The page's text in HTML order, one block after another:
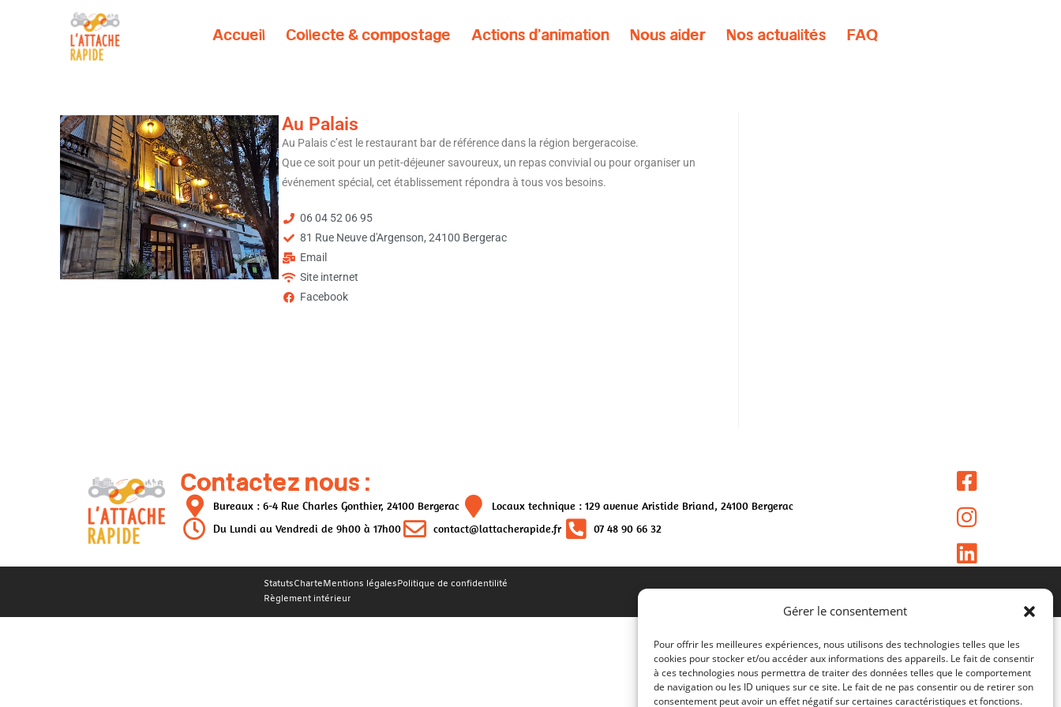
Gérer le consentement
Pour offrir les meilleures expériences, nous utilisons des technologies telles que les
cookies pour stocker et/ou accéder aux informations des appareils. Le fait de consentir
à ces technologies nous permettra de traiter des données telles que le comportement
de navigation ou les ID uniques sur ce site. Le fait de ne pas consentir ou de retirer son
consentement peut avoir un effet négatif sur certaines caractéristiques et fonctions.
Accueil Collecte & compostage Actions d’animation Nous aider Nos actualités FAQ
Au Palais
Au Palais c’est le restaurant bar de référence dans la région bergeracoise.
Que ce soit pour un petit-déjeuner savoureux, un repas convivial ou pour organiser un
événement spécial, cet établissement répondra à tous vos besoins.
06 04 52 06 95
81 Rue Neuve d'Argenson, 24100 Bergerac
Email
Site internet
Facebook
Contactez nous :
Bureaux : 6-4 Rue Charles Gonthier, 24100 Bergerac
Locaux technique : 129 avenue Aristide Briand, 24100 Bergerac
Du Lundi au Vendredi de 9h00 à 17h00
contact@lattacherapide.fr 07 48 90 66 32
StatutsCharteMentions légalesPolitique de confidentilité
Règlement intérieur